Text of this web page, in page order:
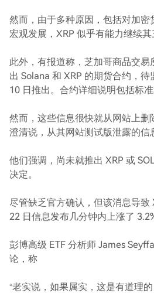
然而，由于多种原因，包括对加密
宏观发展，XRP 似乎有能力继续其
此外，有报道称，芝加哥商品交易
出 Solana 和 XRP 的期货合约，待
10 日推出。合约详细说明包括标准
然而，这些信息很快就从网站上删
澄清说，从其网站测试版泄露的信
他们强调，尚未就推出 XRP 或
决定。
尽管缺乏官方确认，但该消息导致
22 日信息发布几分钟内上涨了 3.2%
彭博高级 ETF 分析师 James
论，称
“老实说，如果属实，这是有道理